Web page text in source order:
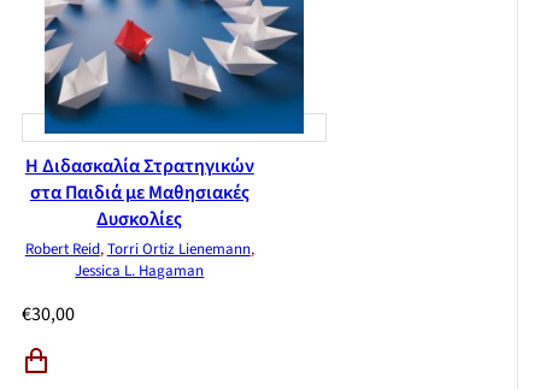
Η Διδασκαλία Στρατηγικών
στα Παιδιά με Μαθησιακές
Δυσκολίες
Robert Reid,Torri Ortiz Lienemann,
Jessica L. Hagaman
€30,00